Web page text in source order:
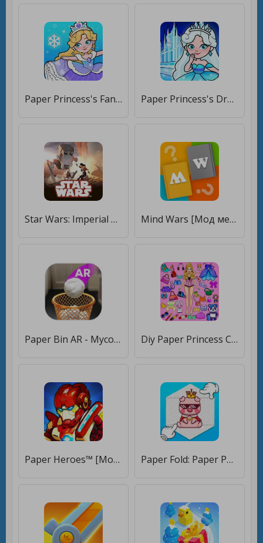
Paper Princess's Fantasy Life [Мод меню] Paper Princess's Dream Castle [Много денег]
Star Wars: Imperial Assault [Мод меню] Mind Wars [Мод меню]
Paper Bin AR - Мусорное Ведро [Мод меню] Diy Paper Princess Cute Dolls [Мод меню]
Paper Heroes™️ [Мод меню] Paper Fold: Paper Puzzle 3D [Бесплатные покупки]